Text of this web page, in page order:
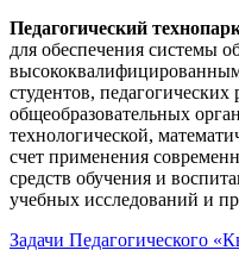
Педагогический
для обеспечения системы
студентов,
общеобразовательных
технологической,
счет применения
средств обучения и
учебных исследований и
Задачи Педагогического